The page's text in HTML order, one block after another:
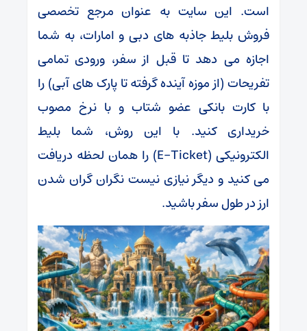
است. این سایت به عنوان مرجع تخصصی
فروش بلیط‌ جاذبه‌ های دبی و امارات، به شما
اجازه می دهد تا قبل از سفر، ورودی تمامی
تفریحات (از موزه آینده گرفته تا پارک‌ های آبی) را
با کارت بانکی عضو شتاب و با نرخ مصوب
خریداری کنید. با این روش، شما بلیط
الکترونیکی (E-Ticket) را همان لحظه دریافت
می کنید و دیگر نیازی نیست نگران گران شدن
ارز در طول سفر باشید.